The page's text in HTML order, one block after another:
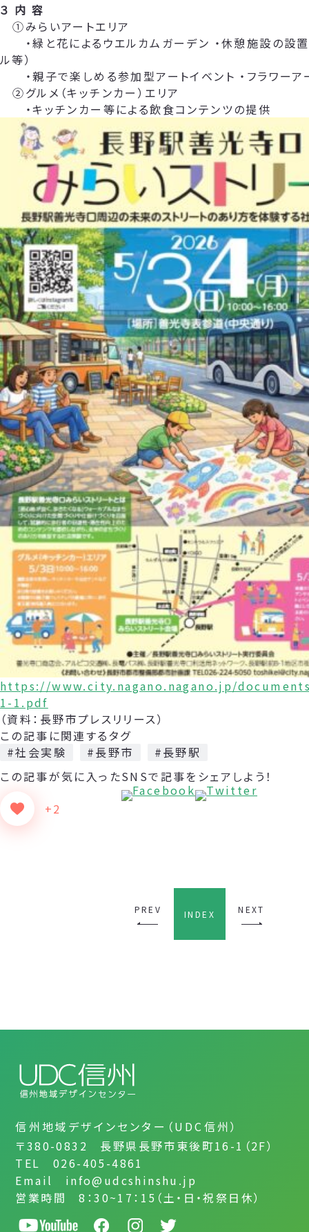
３ 内 容
①みらいアートエリア
・緑と花によるウエルカムガーデン ・休憩施設の設置
ル等）
・親子で楽しめる参加型アートイベント ・フラワーア
②グルメ（キッチンカー）エリア
・キッチンカー等による飲食コンテンツの提供
https://www.city.nagano.nagano.jp/
1-1.pdf
（資料：長野市プレスリリース）
この記事に関連するタグ
#社会実験
#長野市
#長野駅
この記事が気に入った
+2
SNSで記事をシェアしよう！
PREV INDEX NEXT
信州地域デザインセンター（UDC信州）
〒380-0832 長野県長野市東後町16-1（2F）
TEL 026-405-4861
Email info@udcshinshu.jp
営業時間 8：30~17：15（土・日・祝祭日休）